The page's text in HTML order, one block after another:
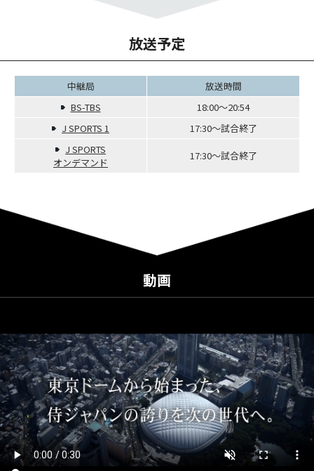
放送予定
中継局
放送時間
BS-TBS
18:00～20:54
J SPORTS 1
17:30～試合終了
J SPORTS
オンデマンド
17:30～試合終了
動画